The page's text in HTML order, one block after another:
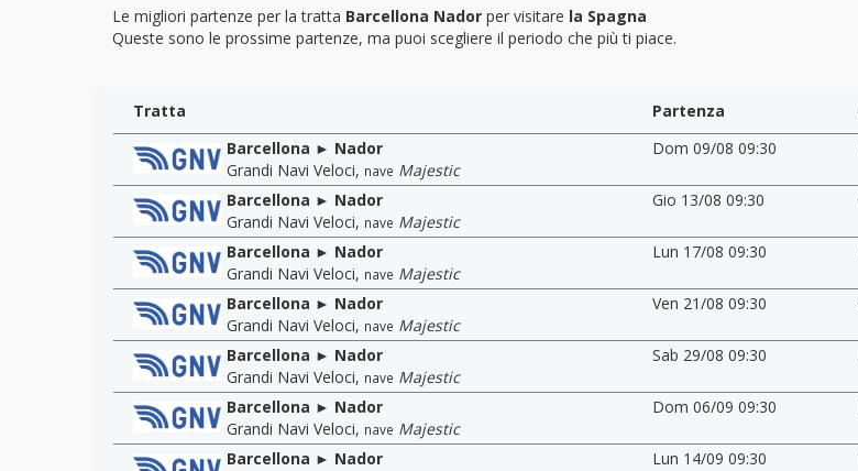
Le migliori partenze per la tratta Barcellona Nador per visitare la Spagna
Queste sono le prossime partenze, ma puoi scegliere il periodo che più ti piace.
Tratta Partenza
Barcellona ► Nador
Grandi Navi Veloci, nave Majestic
Dom 09/08 09:30
Barcellona ► Nador
Grandi Navi Veloci, nave Majestic
Gio 13/08 09:30
Barcellona ► Nador
Grandi Navi Veloci, nave Majestic
Lun 17/08 09:30
Barcellona ► Nador
Grandi Navi Veloci, nave Majestic
Ven 21/08 09:30
Barcellona ► Nador
Grandi Navi Veloci, nave Majestic
Sab 29/08 09:30
Barcellona ► Nador
Grandi Navi Veloci, nave Majestic
Dom 06/09 09:30
Barcellona ► Nador
Lun 14/09 09:30